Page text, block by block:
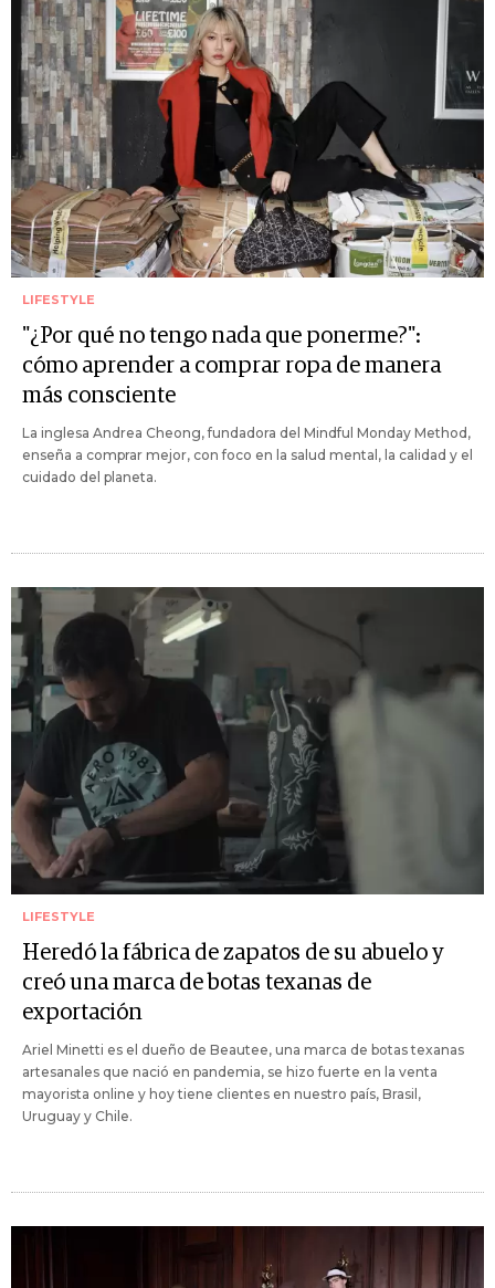
LIFESTYLE
"¿Por qué no tengo nada que ponerme?":
cómo aprender a comprar ropa de manera
más consciente
La inglesa Andrea Cheong, fundadora del Mindful Monday Method,
enseña a comprar mejor, con foco en la salud mental, la calidad y el
cuidado del planeta.
LIFESTYLE
Heredó la fábrica de zapatos de su abuelo y
creó una marca de botas texanas de
exportación
Ariel Minetti es el dueño de Beautee, una marca de botas texanas
artesanales que nació en pandemia, se hizo fuerte en la venta
mayorista online y hoy tiene clientes en nuestro país, Brasil,
Uruguay y Chile.